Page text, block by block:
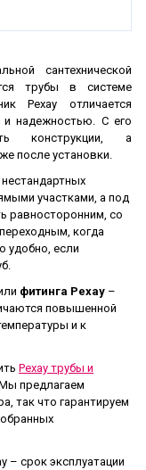
сантехнической
трубы в системе
Рехау отличается
надежностью. С его
конструкции, а
после установки.
участками, а под
равносторонним, со
когда
удобно, если
фитинга Рехау –
повышенной
и к
Рехау трубы и
предлагаем
так что гарантируем
– срок эксплуатации